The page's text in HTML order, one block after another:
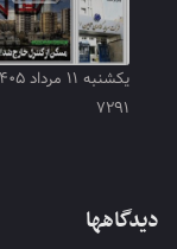
۷۲۹۱
دیدگاهها